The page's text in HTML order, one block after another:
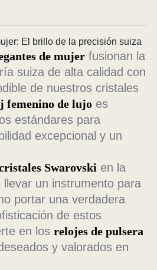
El brillo de la precisión suiza
de mujer fusionan la
suiza de alta calidad con
de nuestros cristales
femenino de lujo es
estándares para
excepcional y un
Swarovski en la
un instrumento para
portar una verdadera
de estos
en los relojes de pulsera
y valorados en